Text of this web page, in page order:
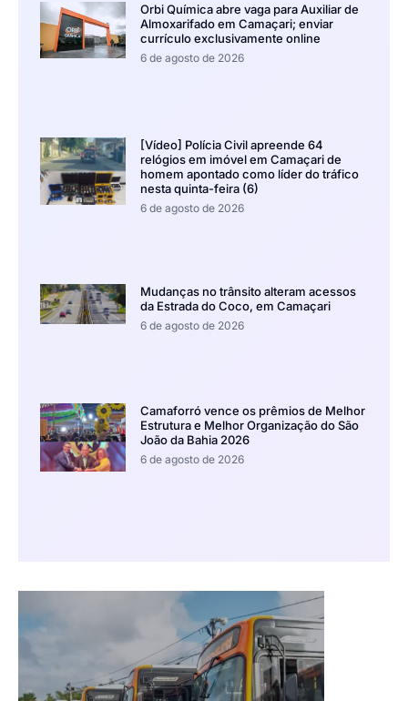
Orbi Química abre vaga para Auxiliar de
Almoxarifado em Camaçari; enviar
currículo exclusivamente online
6 de agosto de 2026
[Vídeo] Polícia Civil apreende 64
relógios em imóvel em Camaçari de
homem apontado como líder do tráfico
nesta quinta-feira (6)
6 de agosto de 2026
Mudanças no trânsito alteram acessos
da Estrada do Coco, em Camaçari
6 de agosto de 2026
Camaforró vence os prêmios de Melhor
Estrutura e Melhor Organização do São
João da Bahia 2026
6 de agosto de 2026